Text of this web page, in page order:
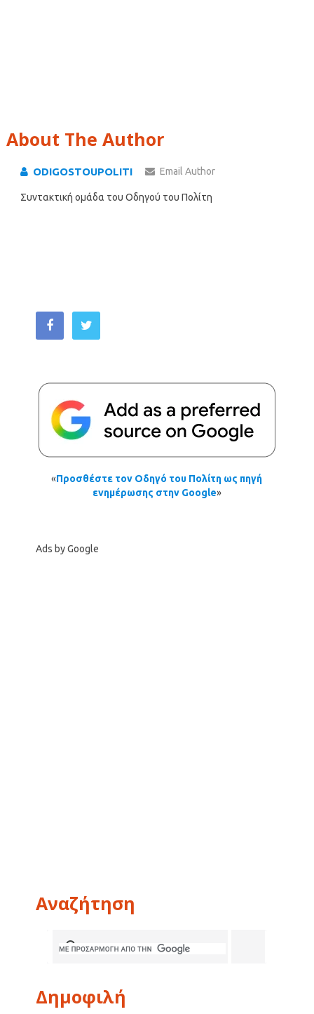
About The Author
ODIGOSTOUPOLITI Email Author
Συντακτική ομάδα του Οδηγού του Πολίτη
«Προσθέστε τον Οδηγό του Πολίτη ως πηγή
ενημέρωσης στην Google»
Ads by Google
Αναζήτηση
Δημοφιλή